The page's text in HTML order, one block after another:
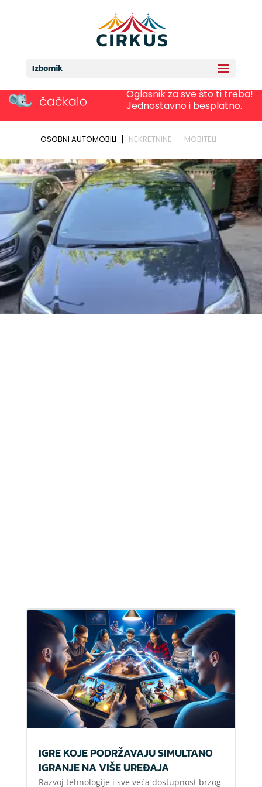
Izbornik
IGRE KOJE PODRŽAVAJU SIMULTANO
IGRANJE NA VIŠE UREĐAJA
Razvoj tehnologije i sve veća dostupnost brzog